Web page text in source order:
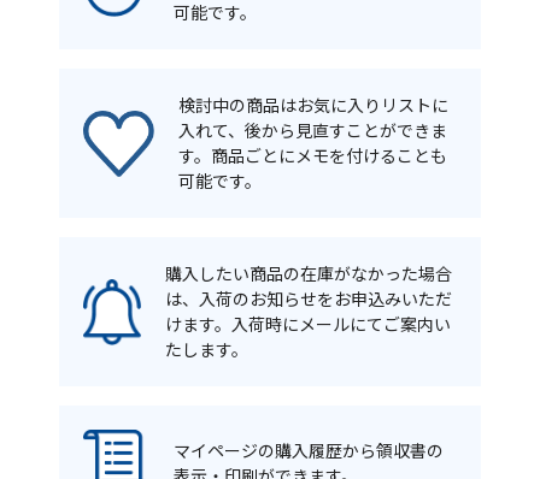
可能です。
検討中の商品はお気に入りリストに
入れて、後から見直すことができま
す。商品ごとにメモを付けることも
可能です。
購入したい商品の在庫がなかった場合
は、入荷のお知らせをお申込みいただ
けます。入荷時にメールにてご案内い
たします。
マイページの購入履歴から領収書の